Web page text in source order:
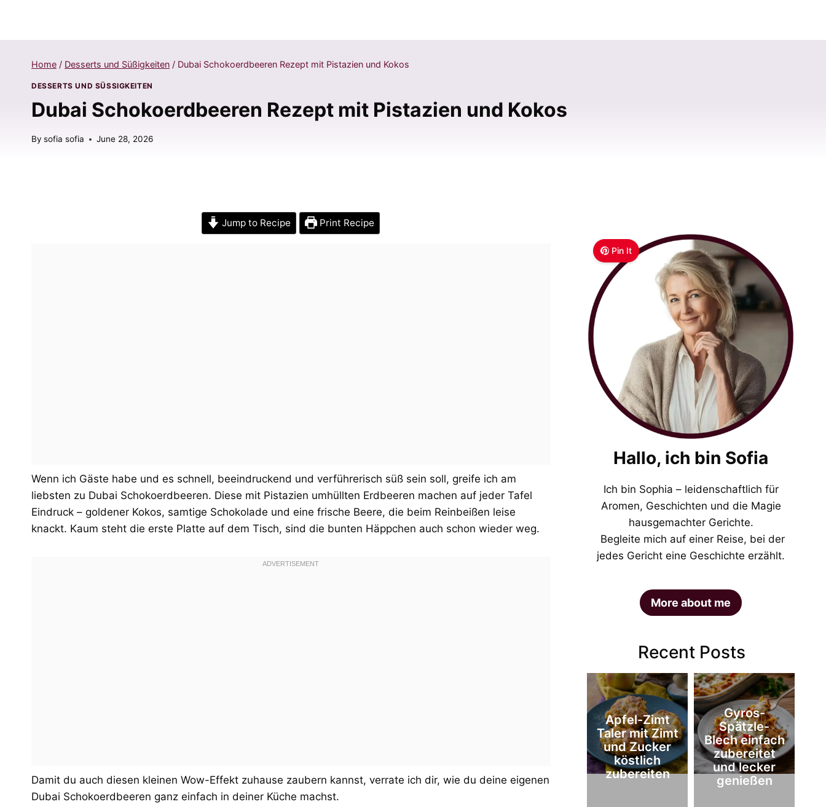
Home / Desserts und Süßigkeiten / Dubai Schokoerdbeeren Rezept mit Pistazien und Kokos
DESSERTS UND SÜSSIGKEITEN
Dubai Schokoerdbeeren Rezept mit Pistazien und Kokos
By sofia sofia June 28, 2026
Jump to Recipe Print Recipe
Wenn ich Gäste habe und es schnell, beeindruckend und verführerisch süß sein soll, greife ich am
liebsten zu Dubai Schokoerdbeeren. Diese mit Pistazien umhüllten Erdbeeren machen auf jeder Tafel
Eindruck – goldener Kokos, samtige Schokolade und eine frische Beere, die beim Reinbeißen leise
knackt. Kaum steht die erste Platte auf dem Tisch, sind die bunten Häppchen auch schon wieder weg.
Damit du auch diesen kleinen Wow-Effekt zuhause zaubern kannst, verrate ich dir, wie du deine eigenen
Dubai Schokoerdbeeren ganz einfach in deiner Küche machst.
Pin It
Hallo, ich bin Sofia
Ich bin Sophia – leidenschaftlich für
Aromen, Geschichten und die Magie
hausgemachter Gerichte.
Begleite mich auf einer Reise, bei der
jedes Gericht eine Geschichte erzählt.
More about me
Recent Posts
Apfel-Zimt
Taler mit Zimt
und Zucker
köstlich
zubereiten
Gyros-
Spätzle-
Blech einfach
zubereitet
und lecker
genießen